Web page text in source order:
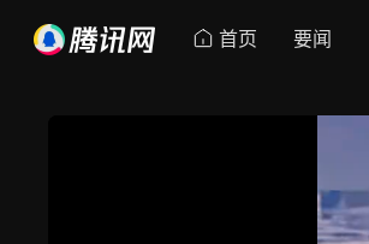
首页 要闻